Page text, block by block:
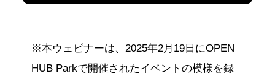
※本ウェビナーは、2025年2月19日にOPEN
HUB Parkで開催されたイベントの模様を録